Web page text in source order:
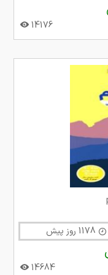
14176
14684